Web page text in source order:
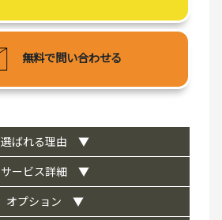
無料で問い合わせる
選ばれる理由 ▼
サービス詳細 ▼
オプション ▼